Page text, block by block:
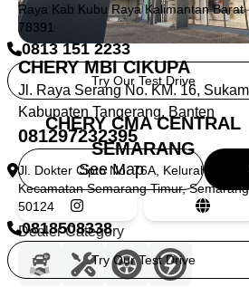
Raya Kab Kubu Raya Kalimantan Barat
78391
0813 151 2233
Try Our Test Drive
CHERY CMA CENTRAL
SEMARANG
Jl. Dokter Cipto No. 76A, Kelurahan
Kecamatan Semarang Timur, Semarang
50124
0818508338
Try Our Test Drive
CHERY MBI CIKUPA
Jl. Raya Serang No. KM. 16,
Kabupaten Tangerang, Banten
081297232395
See Map
Dealer Category